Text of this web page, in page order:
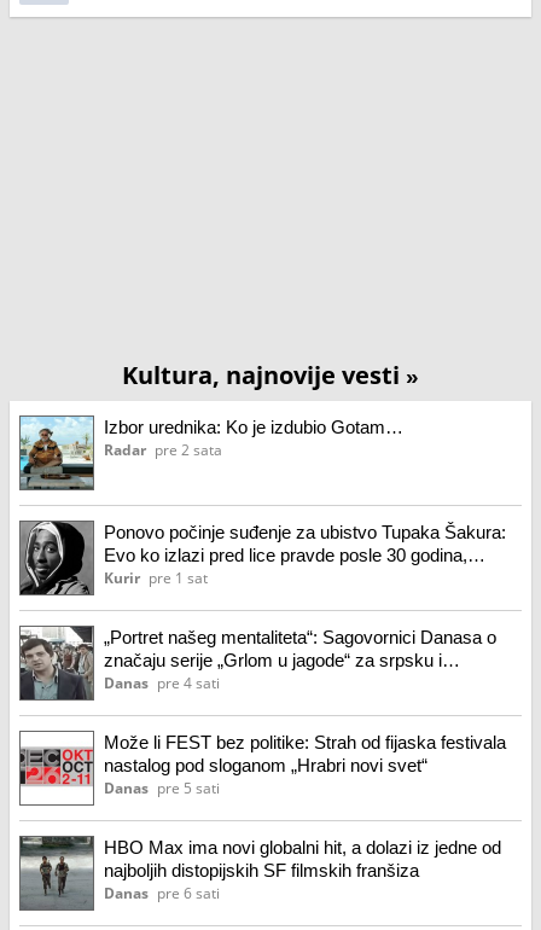
Kultura, najnovije vesti »
Izbor urednika: Ko je izdubio Gotam…
Radar pre 2 sata
Ponovo počinje suđenje za ubistvo Tupaka Šakura:
Evo ko izlazi pred lice pravde posle 30 godina,
pominje se i Paf Dedi
Kurir pre 1 sat
„Portret našeg mentaliteta“: Sagovornici Danasa o
značaju serije „Grlom u jagode“ za srpsku i
jugoslovensku popularnu kulturu
Danas pre 4 sati
Može li FEST bez politike: Strah od fijaska festivala
nastalog pod sloganom „Hrabri novi svet“
Danas pre 5 sati
HBO Max ima novi globalni hit, a dolazi iz jedne od
najboljih distopijskih SF filmskih franšiza
Danas pre 6 sati